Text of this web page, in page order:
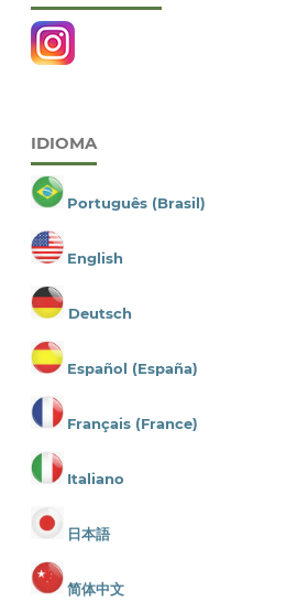
IDIOMA
Português (Brasil)
English
Deutsch
Español (España)
Français (France)
Italiano
日本語
简体中文